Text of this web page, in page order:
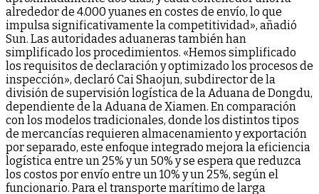
alrededor de 4.000 yuanes en costes de envío, lo que
impulsa significativamente la competitividad», añadió
Sun. Las autoridades aduaneras también han
simplificado los procedimientos. «Hemos simplificado
los requisitos de declaración y optimizado los procesos de
inspección», declaró Cai Shaojun, subdirector de la
división de supervisión logística de la Aduana de Dongdu,
dependiente de la Aduana de Xiamen. En comparación
con los modelos tradicionales, donde los distintos tipos
de mercancías requieren almacenamiento y exportación
por separado, este enfoque integrado mejora la eficiencia
logística entre un 25% y un 50% y se espera que reduzca
los costos por envío entre un 10% y un 25%, según el
funcionario. Para el transporte marítimo de larga